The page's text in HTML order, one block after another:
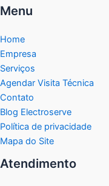
Menu
Home
Empresa
Serviços
Agendar Visita Técnica
Contato
Blog Electroserve
Política de privacidade
Mapa do Site
Atendimento